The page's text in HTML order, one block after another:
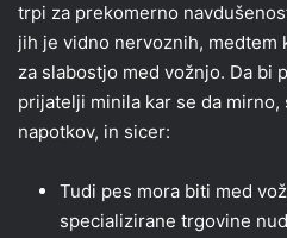
trpi za prekomerno
jih je vidno nervoznih,
za slabostjo med vožnjo. Da bi
prijatelji minila kar se da
napotkov, in sicer:
Tudi pes mora biti med
specializirane trgovine